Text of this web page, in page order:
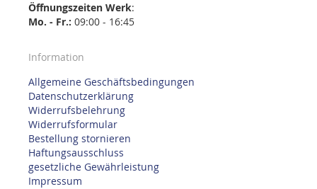
Öffnungszeiten Werk:
Mo. - Fr.: 09:00 - 16:45
Information
Allgemeine Geschäftsbedingungen
Datenschutzerklärung
Widerrufsbelehrung
Widerrufsformular
Bestellung stornieren
Haftungsausschluss
gesetzliche Gewährleistung
Impressum